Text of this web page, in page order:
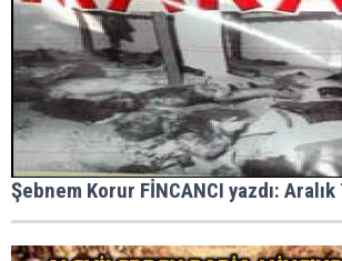
Şebnem Korur FİNCANCI yazdı: Aralık